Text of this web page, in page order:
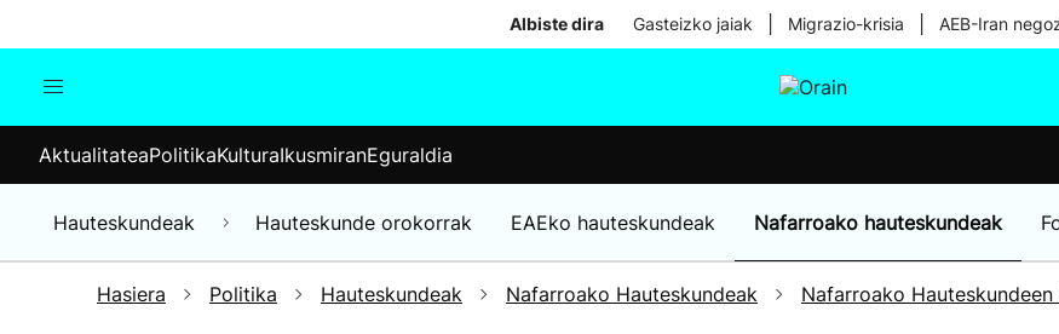
Albiste dira Gasteizko jaiak Migrazio-krisia AEB-Iran
Munduko albisteak
Hauteskundeak
AktualitateaPolitikaKulturaIkusmiranEguraldia
Hauteskundeak Hauteskunde orokorrak EAEko hauteskundeak Nafarroako hauteskundeak
Hasiera Politika Hauteskundeak Nafarroako Hauteskundeak Nafarroako